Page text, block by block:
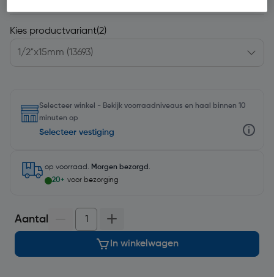
Kies productvariant(2)
Selecteer winkel - Bekijk voorraadniveaus en haal binnen 10
minuten op
Selecteer vestiging
op voorraad. Morgen bezorgd .
20+ voor bezorging
Aantal
In winkelwagen